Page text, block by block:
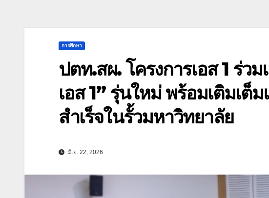
การศึกษา
ปตท.สผ. โครงการเอส 1 ร่ว
เอส 1” รุ่นใหม่ พร้อมเติมเต็
สำเร็จในรั้วมหาวิทยาลัย
มิ.ย. 22, 2026